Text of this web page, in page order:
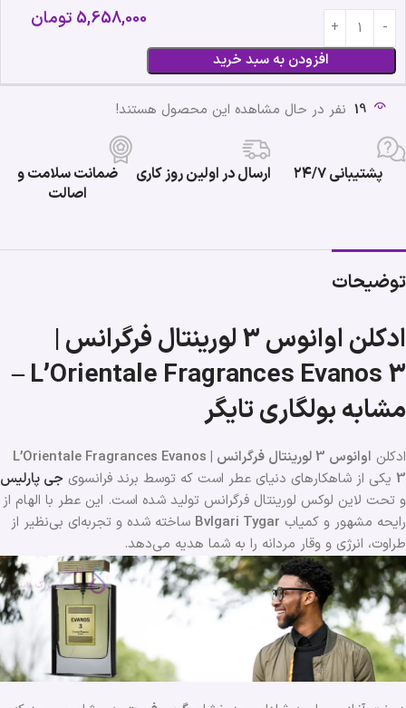
افزودن به سبد خرید
5,658,000 تومان
19 نفر در حال مشاهده این محصول هستند!
پشتیبانی ۲۴/۷ ارسال در اولین روز کاری
ضمانت سلامت و
اصالت
توضیحات
ادکلن اوانوس 3 لورینتال فرگرانس |
L’Orientale Fragrances Evanos 3 –
مشابه بولگاری تایگر
ادکلن
اوانوس 3 لورینتال فرگرانس | L’Orientale Fragrances Evanos
3 یکی از شاهکارهای دنیای عطر است که توسط برند فرانسوی جی پارلیس
و تحت لاین لوکس لورینتال فرگرانس تولید شده است. این عطر با الهام از
رایحه مشهور و کمیاب Bvlgari Tygar ساخته شده و تجربه‌ای بی‌نظیر از
طراوت، انرژی و وقار مردانه را به شما هدیه می‌دهد.